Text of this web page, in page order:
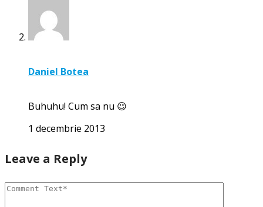
Daniel Botea
Buhuhu! Cum sa nu 😉
1 decembrie 2013
Leave a Reply